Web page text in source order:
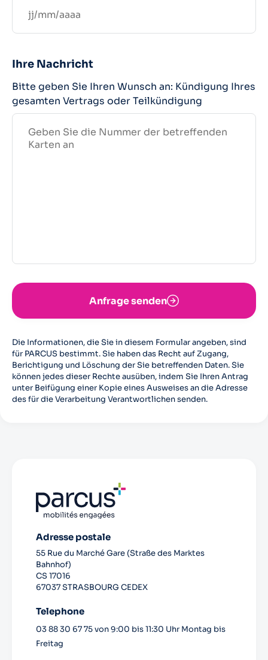
Ihre Nachricht
Bitte geben Sie Ihren Wunsch an: Kündigung Ihres
gesamten Vertrags oder Teilkündigung
Anfrage senden
Die Informationen, die Sie in diesem Formular angeben, sind
für PARCUS bestimmt. Sie haben das Recht auf Zugang,
Berichtigung und Löschung der Sie betreffenden Daten. Sie
können jedes dieser Rechte ausüben, indem Sie Ihren Antrag
unter Beifügung einer Kopie eines Ausweises an die Adresse
des für die Verarbeitung Verantwortlichen senden.
Adresse postale
55 Rue du Marché Gare (Straße des Marktes
Bahnhof)
CS 17016
67037 STRASBOURG CEDEX
Telephone
03 88 30 67 75 von 9:00 bis 11:30 Uhr Montag bis
Freitag